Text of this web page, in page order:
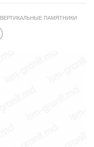
ВЕРТИКАЛЬНЫЕ ПАМЯТНИКИ